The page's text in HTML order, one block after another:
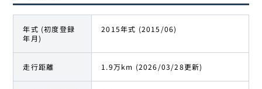
年式 (初度登録
年月)
2015年式 (2015/06)
走行距離 1.9万km (2026/03/28更新)